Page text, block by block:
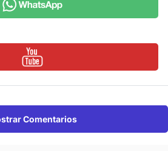
Comentarios